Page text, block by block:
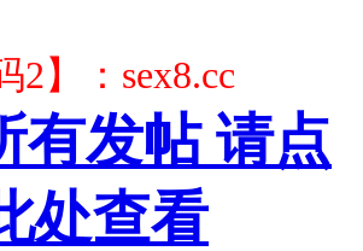
2】：sex8.cc
有发帖 请点
处查看